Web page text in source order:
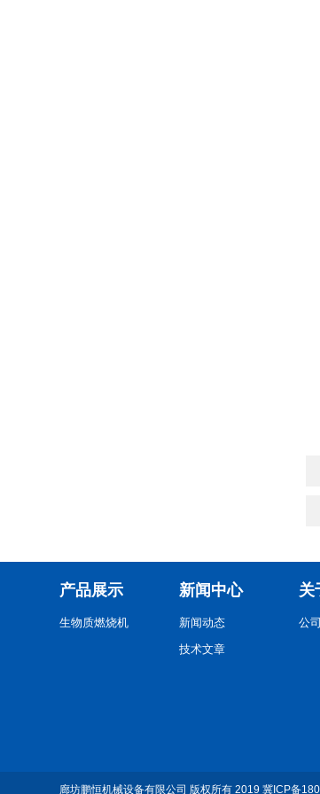
产品展示
生物质燃烧机
新闻中心
新闻动态
技术文章
关
公
廊坊鹏恒机械设备有限公司 版权所有 2019冀ICP备